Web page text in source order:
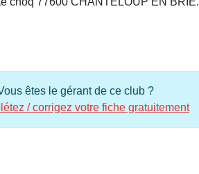
êtes le gérant de ce club ?
/ corrigez votre fiche gratuitement